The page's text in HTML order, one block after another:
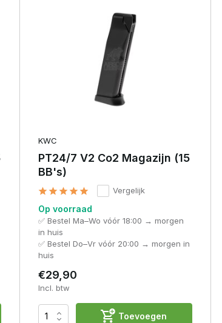
KWC
PT24/7 V2 Co2 Magazijn (15
BB's)
Vergelijk
Op voorraad
✅ Bestel Ma–Wo vóór 18:00 → morgen
in huis
✅ Bestel Do–Vr vóór 20:00 → morgen in
huis
€29,90
Incl. btw
Toevoegen